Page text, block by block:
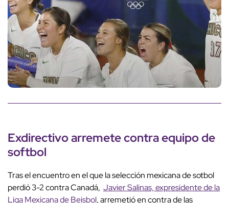
Exdirectivo arremete contra equipo de
softbol
Tras el encuentro en el que la selección mexicana de sotbol
perdió 3-2 contra Canadá, Javier Salinas, expresidente de la
Liga Mexicana de Beisbol, arremetió en contra de las